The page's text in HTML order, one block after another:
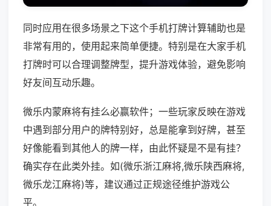
同时应用在很多场景之下这个手机打牌计算辅助也是
非常有用的，使用起来简单便捷。特别是在大家手机
打牌时可以合理调整牌型，提升游戏体验，避免影响
好友间互动乐趣。
微乐内蒙麻将有挂么必赢软件；一些玩家反映在游戏
中遇到部分用户的牌特别好，总是能拿到好牌，甚至
好像能看到其他人的牌一样，由此怀疑是不是有挂？
确实存在此类外挂。如(微乐浙江麻将,微乐陕西麻将,
微乐龙江麻将)等，建议通过正规途径维护游戏公
平。